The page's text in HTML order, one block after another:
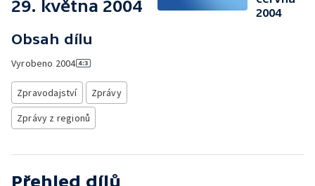
29. května 2004
Obsah dílu
Vyrobeno 2004
Zpravodajství
Zprávy
Zprávy z regionů
2004
Přehled dílů